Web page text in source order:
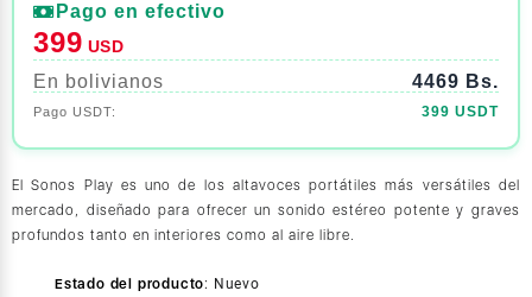
Pago en efectivo
399 USD
En bolivianos 4469 Bs.
399 USDT
El Sonos Play es uno de los altavoces portátiles más versátiles del
mercado, diseñado para ofrecer un sonido estéreo potente y graves
profundos tanto en interiores como al aire libre.
Estado del producto: Nuevo